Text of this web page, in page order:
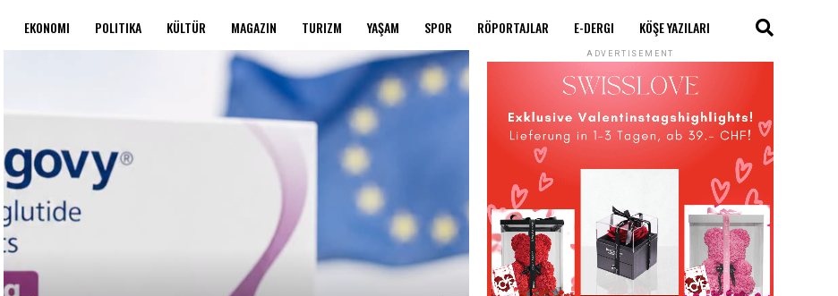
EKONOMI POLITIKA KÜLTÜR MAGAZIN TURIZM YAŞAM SPOR RÖPORTAJLAR E-DERGI KÖŞE YAZILARI
ADVERTISEMENT